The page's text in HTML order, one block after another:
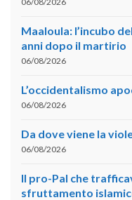
Maaloula: l’incubo
anni dopo il martirio
06/08/2026
L’occidentalismo
06/08/2026
Da dove viene la
06/08/2026
Il pro-Pal che
sfruttamento